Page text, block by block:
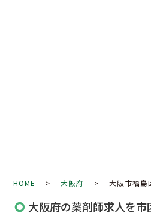
HOME >大阪府 > 大阪市福島
大阪府の薬剤師求人を